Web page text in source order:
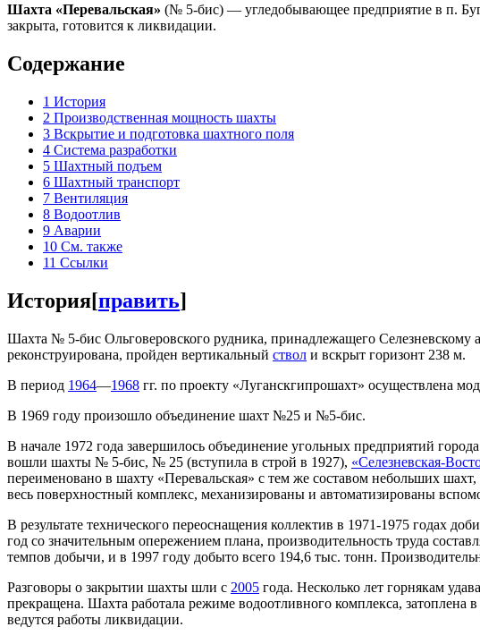
Шахта «Перевальская» (№ 5-бис) — угледобывающее предприятие в п.
закрыта, готовится к ликвидации.
Содержание
1 История
2 Производственная мощность шахты
3 Вскрытие и подготовка шахтного поля
4 Система разработки
5 Шахтный подъем
6 Шахтный транспорт
7 Вентиляция
8 Водоотлив
9 Аварии
10 См. также
11 Ссылки
История[править]
Шахта № 5-бис Ольговеровского рудника, принадлежащего
реконструирована, пройден вертикальный ствол и вскрыт горизонт 238 м.
В период 1964—1968 гг. по проекту «Луганскгипрошахт» осуществлена
В 1969 году произошло объединение шахт №25 и №5-бис.
В начале 1972 года завершилось объединение угольных предприятий
вошли шахты № 5-бис, № 25 (вступила в строй в 1927), «Селезневская-
переименовано в шахту «Перевальская» с тем же составом небольших
весь поверхностный комплекс, механизированы и автоматизированы
В результате технического переоснащения коллектив в 1971-1975 годах
год со значительным опережением плана, производительность труда
темпов добычи, и в 1997 году добыто всего 194,6 тыс. тонн.
Разговоры о закрытии шахты шли с 2005 года. Несколько лет горнякам
прекращена. Шахта работала режиме водоотливного комплекса, затоплена
ведутся работы ликвидации.